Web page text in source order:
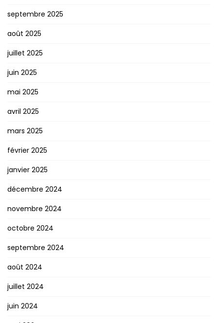
septembre 2025
août 2025
juillet 2025
juin 2025
mai 2025
avril 2025
mars 2025
février 2025
janvier 2025
décembre 2024
novembre 2024
octobre 2024
septembre 2024
août 2024
juillet 2024
juin 2024